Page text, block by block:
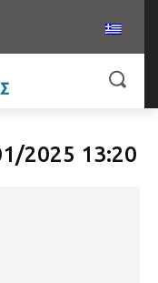
2025 13:20